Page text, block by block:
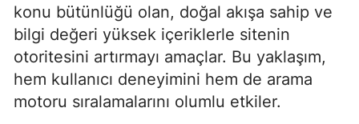
konu bütünlüğü olan, doğal akışa sahip ve
bilgi değeri yüksek içeriklerle sitenin
otoritesini artırmayı amaçlar. Bu yaklaşım,
hem kullanıcı deneyimini hem de arama
motoru sıralamalarını olumlu etkiler.